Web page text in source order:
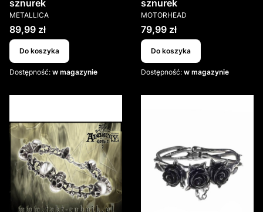
sznurek
PRODUCENT
METALLICA
Cena
89,99 zł
Do koszyka
Dostępność: w magazynie
sznurek
PRODUCENT
MOTORHEAD
Cena
79,99 zł
Do koszyka
Dostępność: w magazynie